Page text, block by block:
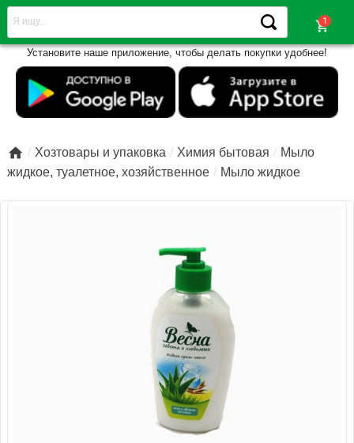
shopping_cart
Установите наше приложение, чтобы делать покупки удобнее!
 Хозтовары и упаковка Химия бытовая
Мыло
жидкое, туалетное, хозяйственное
Мыло жидкое